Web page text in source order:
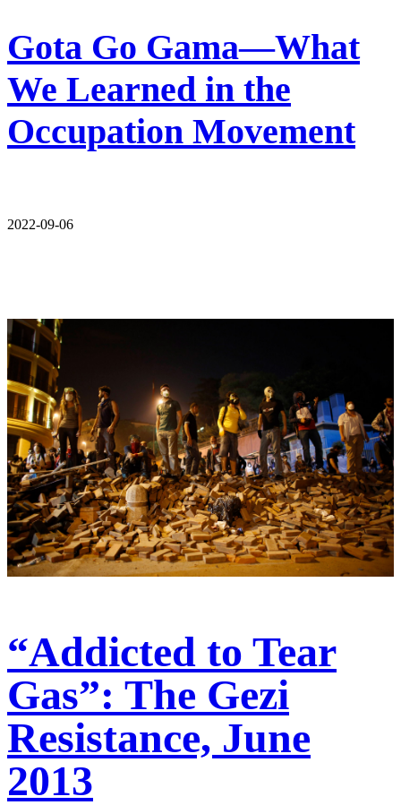
Gota Go Gama—What
We Learned in the
Occupation Movement
2022-09-06
“Addicted to Tear
Gas”: The Gezi
Resistance, June
2013